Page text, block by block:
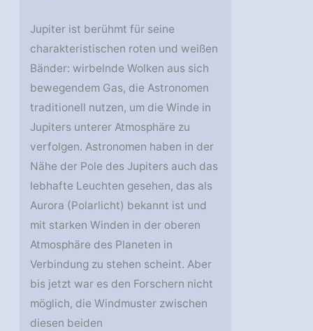
Jupiter ist berühmt für seine
charakteristischen roten und weißen
Bänder: wirbelnde Wolken aus sich
bewegendem Gas, die Astronomen
traditionell nutzen, um die Winde in
Jupiters unterer Atmosphäre zu
verfolgen. Astronomen haben in der
Nähe der Pole des Jupiters auch das
lebhafte Leuchten gesehen, das als
Aurora (Polarlicht) bekannt ist und
mit starken Winden in der oberen
Atmosphäre des Planeten in
Verbindung zu stehen scheint. Aber
bis jetzt war es den Forschern nicht
möglich, die Windmuster zwischen
diesen beiden